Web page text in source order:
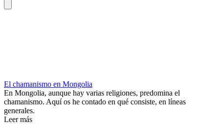
El chamanismo en Mongolia
En Mongolia, aunque hay varias religiones, predomina el
chamanismo. Aquí os he contado en qué consiste, en líneas
generales.
Leer más